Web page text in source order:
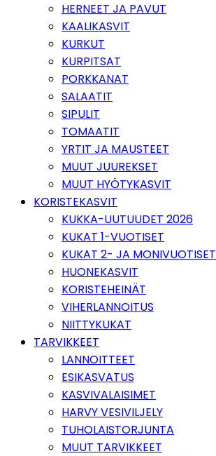
HERNEET JA PAVUT
KAALIKASVIT
KURKUT
KURPITSAT
PORKKANAT
SALAATIT
SIPULIT
TOMAATIT
YRTIT JA MAUSTEET
MUUT JUUREKSET
MUUT HYÖTYKASVIT
KORISTEKASVIT
KUKKA-UUTUUDET 2026
KUKAT 1-VUOTISET
KUKAT 2- JA MONIVUOTISET
HUONEKASVIT
KORISTEHEINÄT
VIHERLANNOITUS
NIITTYKUKAT
TARVIKKEET
LANNOITTEET
ESIKASVATUS
KASVIVALAISIMET
HARVY VESIVILJELY
TUHOLAISTORJUNTA
MUUT TARVIKKEET